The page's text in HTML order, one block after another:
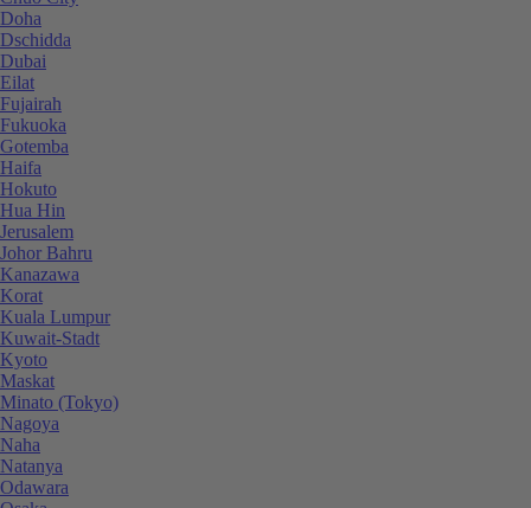
Doha
Dschidda
Dubai
Eilat
Fujairah
Fukuoka
Gotemba
Haifa
Hokuto
Hua Hin
Jerusalem
Johor Bahru
Kanazawa
Korat
Kuala Lumpur
Kuwait-Stadt
Kyoto
Maskat
Minato (Tokyo)
Nagoya
Naha
Natanya
Odawara